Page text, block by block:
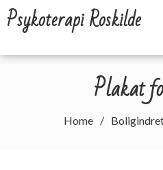
Skip
toPsykoterapi Roskilde
Plakat
Home